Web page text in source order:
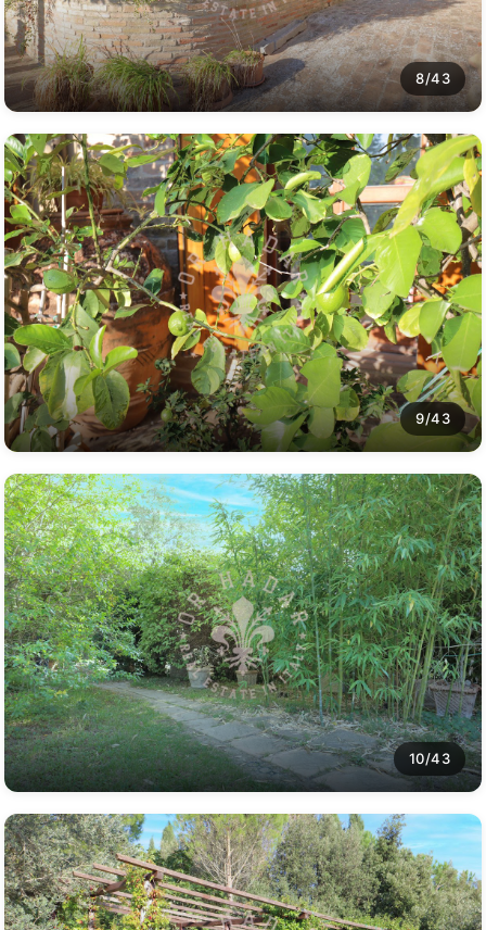
8/43
9/43
10/43